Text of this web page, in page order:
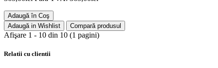
Adaugă în Coş
Adaugă in Wishlist
Compară produsul
Afişare 1 - 10 din 10 (1 pagini)
Relatii cu clientii